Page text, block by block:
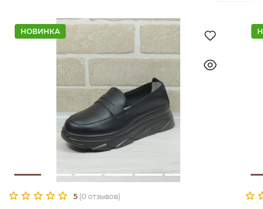
НОВИНКА
5 (0 отзывов)